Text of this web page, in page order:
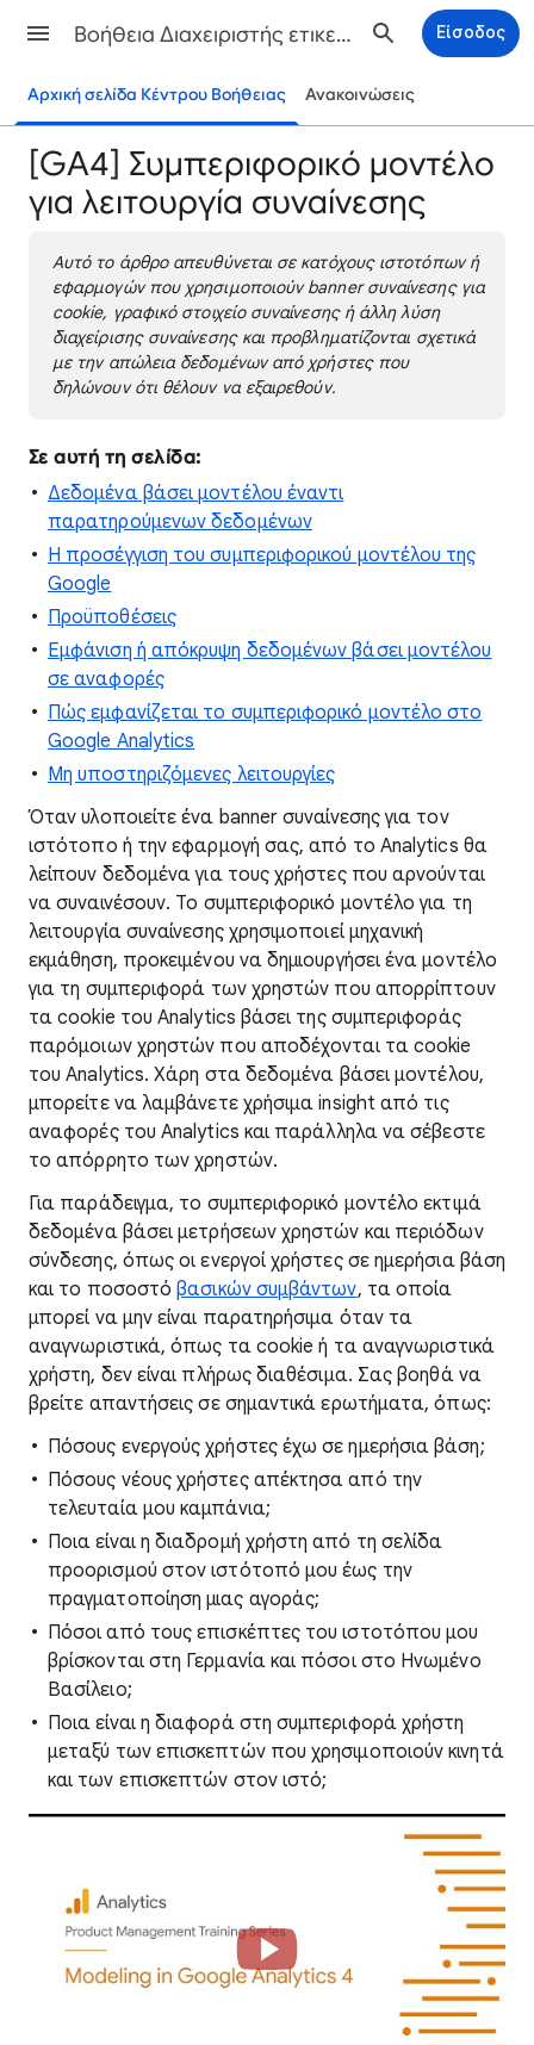
Βοήθεια Διαχειριστής ετικετών Είσοδος
Αρχική σελίδα Κέντρου Βοήθειας Ανακοινώσεις
[GA4] Συμπεριφορικό μοντέλο
για λειτουργία συναίνεσης
Αυτό το άρθρο απευθύνεται σε κατόχους ιστοτόπων ή
εφαρμογών που χρησιμοποιούν banner συναίνεσης για
cookie, γραφικό στοιχείο συναίνεσης ή άλλη λύση
διαχείρισης συναίνεσης και προβληματίζονται σχετικά
με την απώλεια δεδομένων από χρήστες που
δηλώνουν ότι θέλουν να εξαιρεθούν.
Σε αυτή τη σελίδα:
Δεδομένα βάσει μοντέλου έναντι
παρατηρούμενων δεδομένων
Η προσέγγιση του συμπεριφορικού μοντέλου της
Google
Προϋποθέσεις
Εμφάνιση ή απόκρυψη δεδομένων βάσει μοντέλου
σε αναφορές
Πώς εμφανίζεται το συμπεριφορικό μοντέλο στο
Google Analytics
Μη υποστηριζόμενες λειτουργίες
Όταν υλοποιείτε ένα banner συναίνεσης για τον
ιστότοπο ή την εφαρμογή σας, από το Analytics θα
λείπουν δεδομένα για τους χρήστες που αρνούνται
να συναινέσουν. Το συμπεριφορικό μοντέλο για τη
λειτουργία συναίνεσης χρησιμοποιεί μηχανική
εκμάθηση, προκειμένου να δημιουργήσει ένα μοντέλο
για τη συμπεριφορά των χρηστών που απορρίπτουν
τα cookie του Analytics βάσει της συμπεριφοράς
παρόμοιων χρηστών που αποδέχονται τα cookie
του Analytics. Χάρη στα δεδομένα βάσει μοντέλου,
μπορείτε να λαμβάνετε χρήσιμα insight από τις
αναφορές του Analytics και παράλληλα να σέβεστε
το απόρρητο των χρηστών.
Για παράδειγμα, το συμπεριφορικό μοντέλο εκτιμά
δεδομένα βάσει μετρήσεων χρηστών και περιόδων
σύνδεσης, όπως οι ενεργοί χρήστες σε ημερήσια βάση
και το ποσοστόβασικών συμβάντων, τα οποία
μπορεί να μην είναι παρατηρήσιμα όταν τα
αναγνωριστικά, όπως τα cookie ή τα αναγνωριστικά
χρήστη, δεν είναι πλήρως διαθέσιμα. Σας βοηθά να
βρείτε απαντήσεις σε σημαντικά ερωτήματα, όπως:
Πόσους ενεργούς χρήστες έχω σε ημερήσια βάση;
Πόσους νέους χρήστες απέκτησα από την
τελευταία μου καμπάνια;
Ποια είναι η διαδρομή χρήστη από τη σελίδα
προορισμού στον ιστότοπό μου έως την
πραγματοποίηση μιας αγοράς;
Πόσοι από τους επισκέπτες του ιστοτόπου μου
βρίσκονται στη Γερμανία και πόσοι στο Ηνωμένο
Βασίλειο;
Ποια είναι η διαφορά στη συμπεριφορά χρήστη
μεταξύ των επισκεπτών που χρησιμοποιούν κινητά
και των επισκεπτών στον ιστό;